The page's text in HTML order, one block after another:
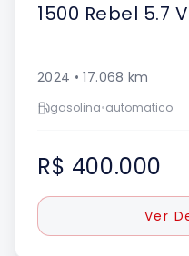
1500 Rebel 5.7
2024 •17.068 km
gasolina•automatico
R$ 400.000
Ver